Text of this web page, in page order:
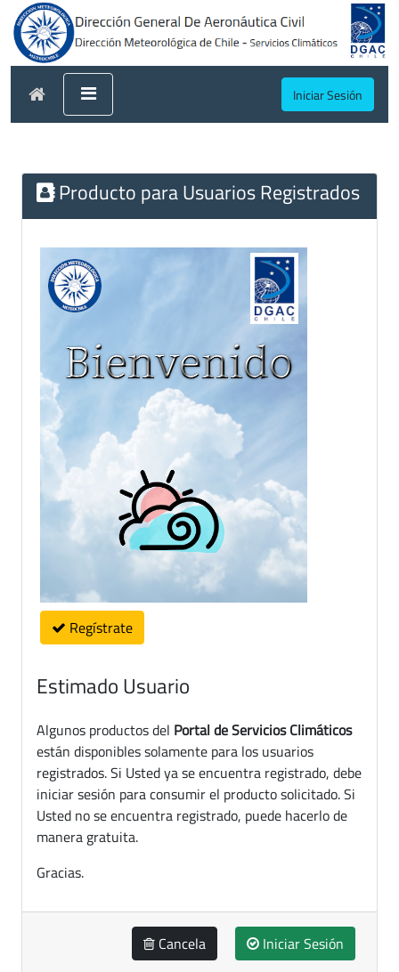
Iniciar Sesión
Producto para Usuarios Registrados
Regístrate
Estimado Usuario
Algunos productos del Portal de Servicios Climáticos
están disponibles solamente para los usuarios
registrados. Si Usted ya se encuentra registrado, debe
iniciar sesión para consumir el producto solicitado. Si
Usted no se encuentra registrado, puede hacerlo de
manera gratuita.
Gracias.
Cancela Iniciar Sesión